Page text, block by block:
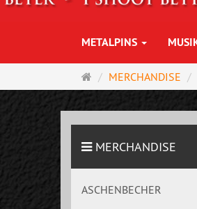
METALPINS
Startseite
MERCHANDISE
MERCHANDISE
ASCHENBECHER